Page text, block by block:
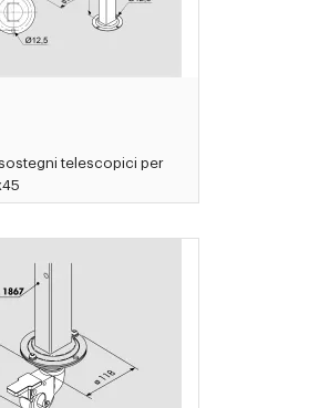
telescopici per